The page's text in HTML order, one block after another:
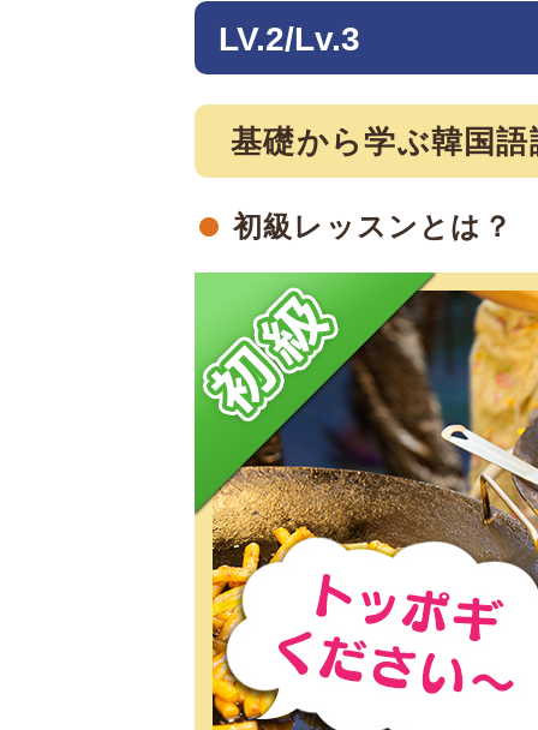
LV.2/Lv.3
基礎から学ぶ韓国
初級レッスンとは？